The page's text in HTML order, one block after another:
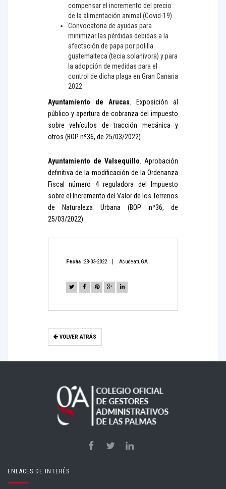
compensar el incremento del precio
de la alimentación animal (Covid-19)
Convocatoria de ayudas para
minimizar las pérdidas debidas a la
afectación de papa por polilla
guatemalteca (tecia solanivora) y para
la adopción de medidas para el
control de dicha plaga en Gran Canaria
2022.
Ayuntamiento de Arucas . Exposición al
público y apertura de cobranza del impuesto
sobre vehículos de tracción mecánica y
otros (BOP nº36, de 25/03/2022)
Ayuntamiento de Valsequillo . Aprobación
definitiva de la modificación de la Ordenanza
Fiscal número 4 reguladora del Impuesto
sobre el Incremento del Valor de los Terrenos
de Naturaleza Urbana (BOP nº36, de
25/03/2022)
Fecha :28-03-2022 AcudeatuGA
VOLVER ATRÁS
ENLACES DE INTERÉS